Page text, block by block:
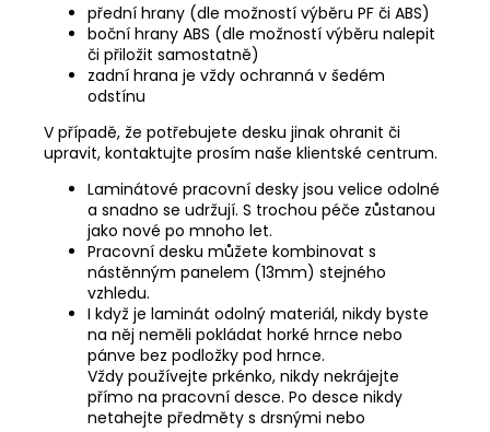
přední hrany (dle možností výběru PF či ABS)
boční hrany ABS (dle možností výběru nalepit
či přiložit samostatně)
zadní hrana je vždy ochranná v šedém
odstínu
V případě, že potřebujete desku jinak ohranit či
upravit, kontaktujte prosím naše klientské centrum.
Laminátové pracovní desky jsou velice odolné
a snadno se udržují. S trochou péče zůstanou
jako nové po mnoho let.
Pracovní desku můžete kombinovat s
nástěnným panelem (13mm) stejného
vzhledu.
I když je laminát odolný materiál, nikdy byste
na něj neměli pokládat horké hrnce nebo
pánve bez podložky pod hrnce.
Vždy používejte prkénko, nikdy nekrájejte
přímo na pracovní desce. Po desce nikdy
netahejte předměty s drsnými nebo